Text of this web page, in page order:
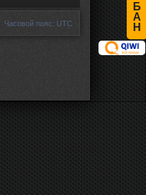
Б
А
Н
Часовой пояс: UTC